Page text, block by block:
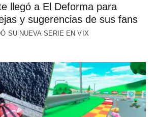
llegó a El Deforma para
y sugerencias de sus fans
SU NUEVA SERIE EN VIX